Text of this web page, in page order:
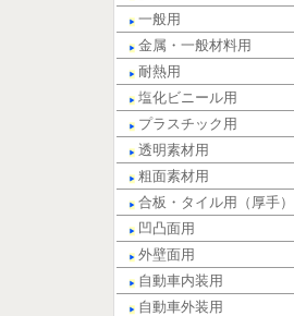
一般用
金属・一般材料用
耐熱用
塩化ビニール用
プラスチック用
透明素材用
粗面素材用
合板・タイル用（厚手）
凹凸面用
外壁面用
自動車内装用
自動車外装用